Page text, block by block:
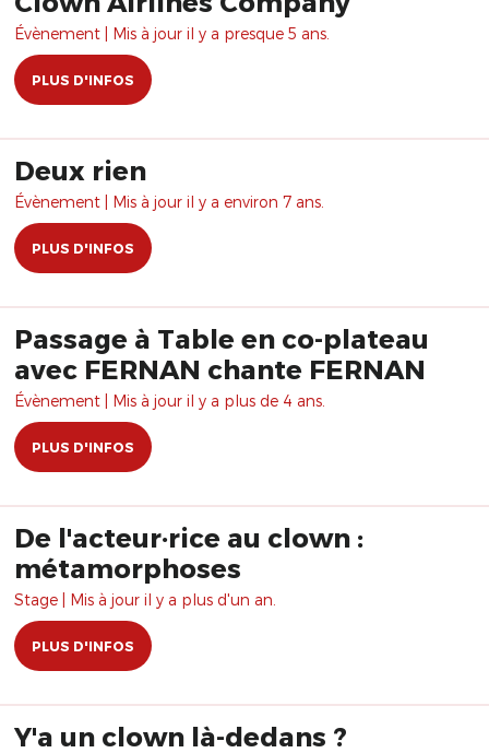
Évènement | Mis à jour il y a presque 5 ans.
PLUS D'INFOS
Deux rien
Évènement | Mis à jour il y a environ 7 ans.
PLUS D'INFOS
Passage à Table en co-plateau
avec FERNAN chante FERNAN
Évènement | Mis à jour il y a plus de 4 ans.
PLUS D'INFOS
De l'acteur·rice au clown :
métamorphoses
Stage | Mis à jour il y a plus d'un an.
PLUS D'INFOS
Y'a un clown là-dedans ?